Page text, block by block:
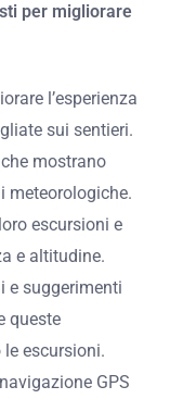
per migliorare
l’esperienza
sui sentieri.
mostrano
meteorologiche.
escursioni e
e altitudine.
e suggerimenti
queste
escursioni.
GPS